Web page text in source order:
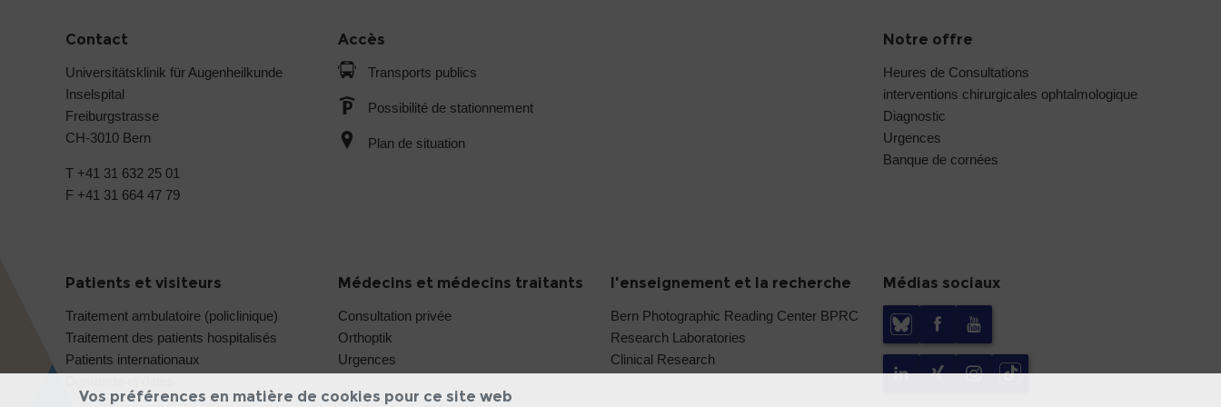
Contact
Universitätsklinik für Augenheilkunde
Inselspital
Freiburgstrasse
CH-3010 Bern
T +41 31 632 25 01
F +41 31 664 47 79
Accès
Transports publics
Possibilité de stationnement
Plan de situation
Notre offre
Heures de Consultations
interventions chirurgicales ophtalmologique
Diagnostic
Urgences
Banque de cornées
Patients et visiteurs
Traitement ambulatoire (policlinique)
Traitement des patients hospitalisés
Patients internationaux
Médecins et médecins traitants
Consultation privée
Orthoptik
Urgences
l'enseignement et la recherche
Bern Photographic Reading Center BPRC
Research Laboratories
Clinical Research
Médias sociaux
Vos préférences en matière de cookies pour ce site web